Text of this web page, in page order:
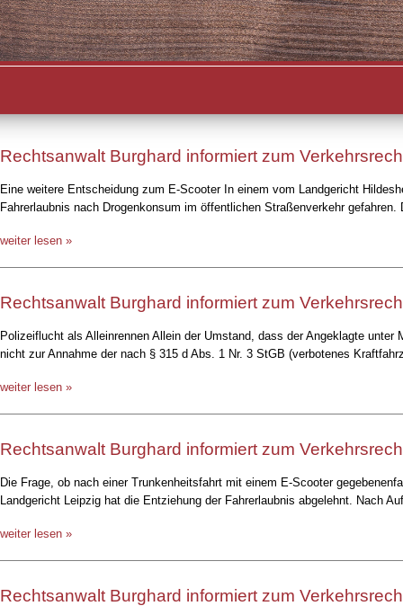
Rechtsanwalt Burghard informiert zum
Eine weitere Entscheidung zum E-Scooter In einem vom Landgericht
Fahrerlaubnis nach Drogenkonsum im öffentlichen Straßenverkehr
weiter lesen »
Rechtsanwalt Burghard informiert zum
Polizeiflucht als Alleinrennen Allein der Umstand, dass der Angeklagte
nicht zur Annahme der nach § 315 d Abs. 1 Nr. 3 StGB (verbotenes
weiter lesen »
Rechtsanwalt Burghard informiert zum
Die Frage, ob nach einer Trunkenheitsfahrt mit einem E-Scooter
Landgericht Leipzig hat die Entziehung der Fahrerlaubnis abgelehnt. Nach
weiter lesen »
Rechtsanwalt Burghard informiert zum